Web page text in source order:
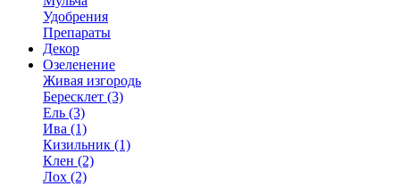
Удобрения
Препараты
Декор
Озеленение
Живая изгородь
Бересклет (3)
Ель (3)
Ива (1)
Кизильник (1)
Клен (2)
Лох (2)